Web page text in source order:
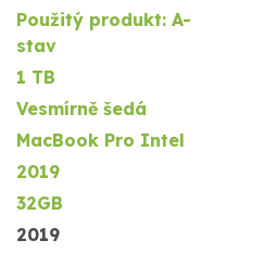
Použitý produkt: A-
stav
1 TB
Vesmírně šedá
MacBook Pro Intel
2019
32GB
2019